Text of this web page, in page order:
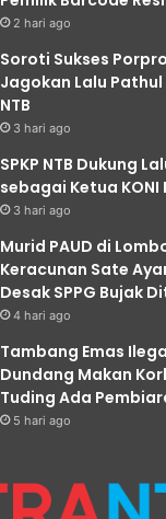
2 hari ago
Soroti Sukses
Jagokan Lalu Pathul
NTB
3 hari ago
SPKP NTB Dukung
sebagai Ketua KONI
3 hari ago
Murid PAUD di
Keracunan Sate
Desak SPPG Bujak
4 hari ago
Tambang Emas
Dundang Makan
Tuding Ada
5 hari ago